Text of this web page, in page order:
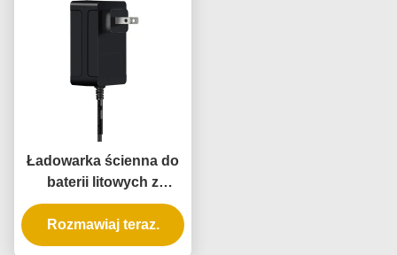
Ładowarka ścienna do
baterii litowych z
wyjściem 16,8V 25,2V,
materiał PC
ognioodporny
Rozmawiaj teraz.